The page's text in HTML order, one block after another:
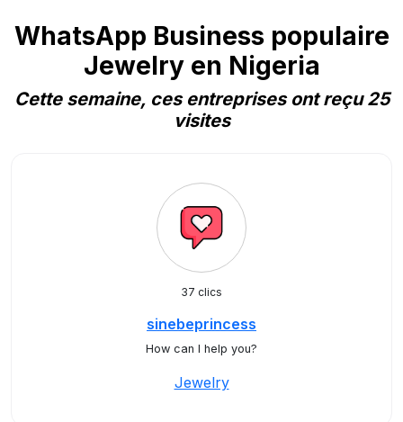
WhatsApp Business populaire
Jewelry en Nigeria
Cette semaine, ces entreprises ont reçu 25
visites
37 clics
sinebeprincess
How can I help you?
Jewelry